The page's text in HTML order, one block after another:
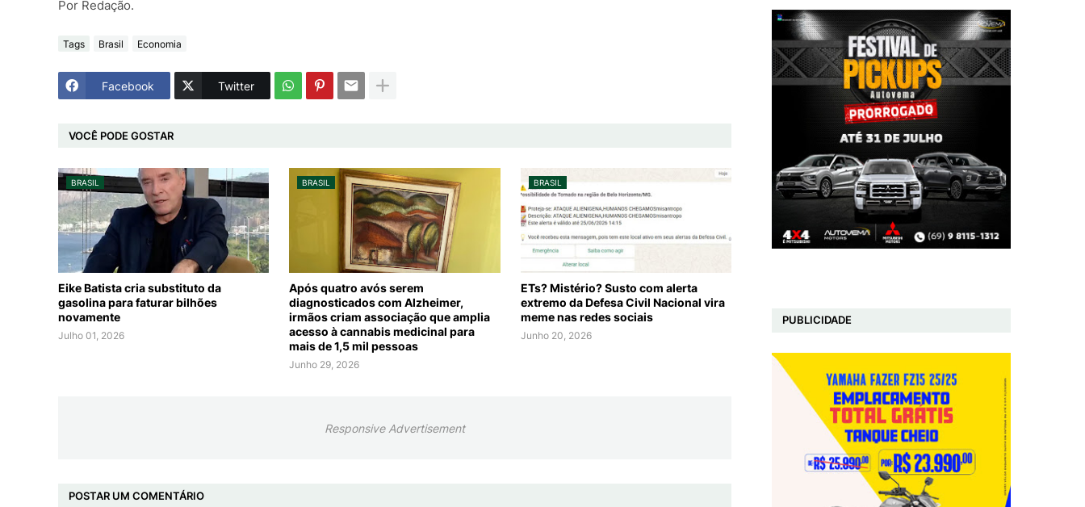
Por Redação.
Tags Brasil Economia
Facebook Twitter
VOCÊ PODE GOSTAR
BRASIL
Eike Batista cria substituto da
gasolina para faturar bilhões
novamente
Julho 01, 2026
BRASIL
Após quatro avós serem
diagnosticados com Alzheimer,
irmãos criam associação que amplia
acesso à cannabis medicinal para
mais de 1,5 mil pessoas
Junho 29, 2026
BRASIL
ETs? Mistério? Susto com alerta
extremo da Defesa Civil Nacional vira
meme nas redes sociais
Junho 20, 2026
Responsive Advertisement
POSTAR UM COMENTÁRIO
PUBLICIDADE